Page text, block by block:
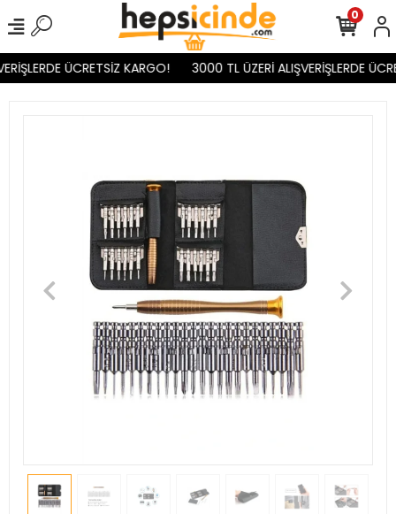
ÜCRETSİZ KARGO! 3000 TL ÜZERİ ALIŞVERİŞLERDE
0